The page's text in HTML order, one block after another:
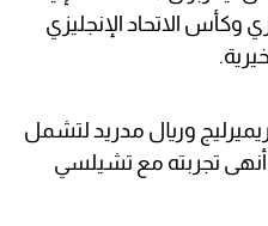
وكأس الاتحاد الإنجليزي
وريال مدريد لتشمل
أنهى تجربته مع تشيلسي